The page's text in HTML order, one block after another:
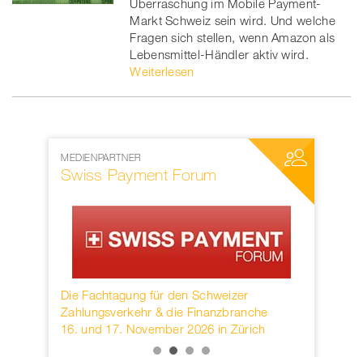
Überraschung im Mobile Payment-
Markt Schweiz sein wird. Und welche
Fragen sich stellen, wenn Amazon als
Lebensmittel-Händler aktiv wird.
Weiterlesen
MEDIENPARTNER
Swiss Payment Forum
Die Fachtagung für den Schweizer
Zahlungsverkehr & die Finanzbranche
16. und 17. November 2026 in Zürich